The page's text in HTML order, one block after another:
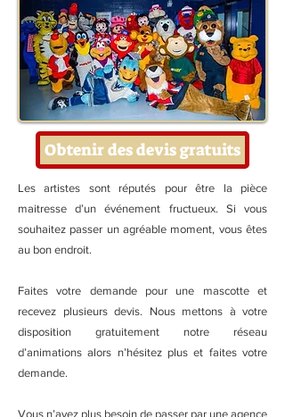
Obtenir des devis gratuits
Les artistes sont réputés pour être la pièce
maitresse d’un événement fructueux. Si vous
souhaitez passer un agréable moment, vous êtes
au bon endroit.
Faites votre demande pour une mascotte et
recevez plusieurs devis. Nous mettons à votre
disposition gratuitement notre réseau
d’animations alors n’hésitez plus et faites votre
demande.
Vous n’avez plus besoin de passer par une agence